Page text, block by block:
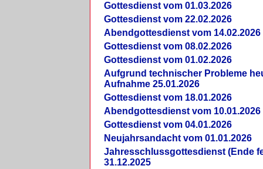
Gottesdienst vom 01.03.2026
Gottesdienst vom 22.02.2026
Abendgottesdienst vom 14.02.2026
Gottesdienst vom 08.02.2026
Gottesdienst vom 01.02.2026
Aufgrund technischer Probleme
Aufnahme 25.01.2026
Gottesdienst vom 18.01.2026
Abendgottesdienst vom 10.01.2026
Gottesdienst vom 04.01.2026
Neujahrsandacht vom 01.01.2026
Jahresschlussgottesdienst (Ende
31.12.2025